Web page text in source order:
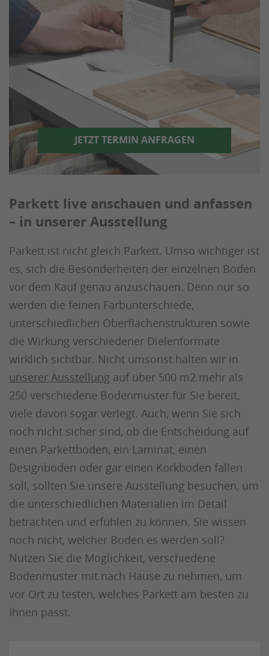
JETZT TERMIN ANFRAGEN
Parkett live anschauen und anfassen
– in unserer Ausstellung
Parkett ist nicht gleich Parkett. Umso wichtiger ist
es, sich die Besonderheiten der einzelnen Böden
vor dem Kauf genau anzuschauen. Denn nur so
werden die feinen Farbunterschiede,
unterschiedlichen Oberflächenstrukturen sowie
die Wirkung verschiedener Dielenformate
wirklich sichtbar. Nicht umsonst halten wir in
unserer Ausstellung auf über 500 m2 mehr als
250 verschiedene Bodenmuster für Sie bereit,
viele davon sogar verlegt. Auch, wenn Sie sich
noch nicht sicher sind, ob die Entscheidung auf
einen Parkettboden, ein Laminat, einen
Designboden oder gar einen Korkboden fallen
soll, sollten Sie unsere Ausstellung besuchen, um
die unterschiedlichen Materialien im Detail
betrachten und erfühlen zu können. Sie wissen
noch nicht, welcher Boden es werden soll?
Nutzen Sie die Möglichkeit, verschiedene
Bodenmuster mit nach Hause zu nehmen, um
vor Ort zu testen, welches Parkett am besten zu
Ihnen passt.